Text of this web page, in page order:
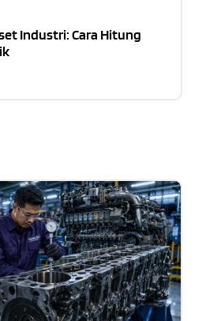
Industri: Cara Hitung